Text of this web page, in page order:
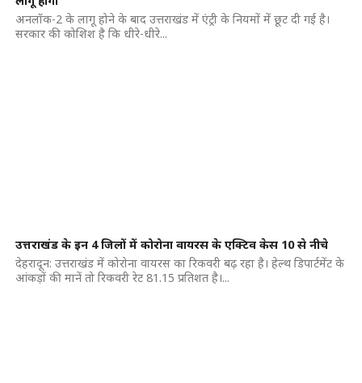
अनलॉक-2 के लागू होने के बाद उत्तराखंड में एंट्री के नियमों में छूट दी गई है।
सरकार की कोशिश है कि धीरे-धीरे...
उत्तराखंड के इन 4 जिलों में कोरोना वायरस के एक्टिव केस 10 से नीचे
देहरादून: उत्तराखंड में कोरोना वायरस का रिकवरी बढ़ रहा है। हेल्थ डिपार्टमेंट के
आंकड़ों की मानें तो रिकवरी रेट 81.15 प्रतिशत है।...